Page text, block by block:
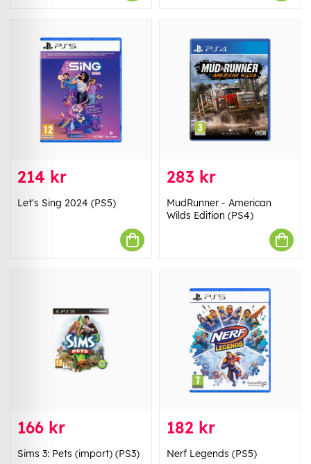
214 kr
Let's Sing 2024 (PS5)
283 kr
MudRunner - American
Wilds Edition (PS4)
166 kr
Sims 3: Pets (import) (PS3)
182 kr
Nerf Legends (PS5)